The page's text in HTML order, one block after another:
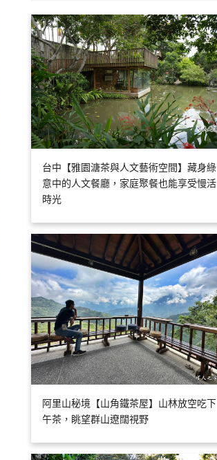
台中【雅園溏茶與人文藝術空間】藏身綠
意中的人文餐廳，家庭聚餐也能享受慢活
時光
阿里山秘境【山角鐵茶屋】山林放空吃下
午茶，眺望群山遼闊視野